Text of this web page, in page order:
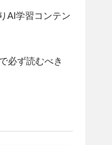
AI学習コンテン
必ず読むべき